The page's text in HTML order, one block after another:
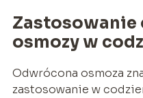
osmozy w
Odwrócona osmoza
zastosowanie w